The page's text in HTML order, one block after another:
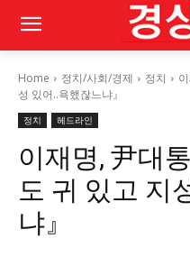
Home 정치/사회/경제 정치
성 있어..욕했잖느냐』
정치 헤드라인
이재명, 尹대
도 귀 있고 지
냐』